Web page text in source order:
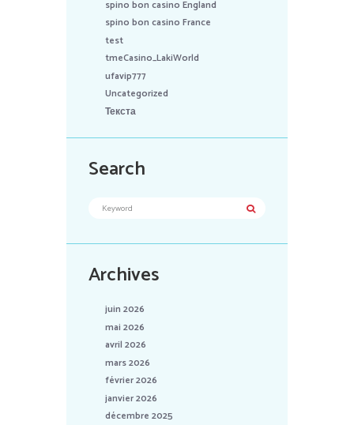
spino bon casino England
spino bon casino France
test
tmeCasino_LakiWorld
ufavip777
Uncategorized
Текста
Search
Archives
juin 2026
mai 2026
avril 2026
mars 2026
février 2026
janvier 2026
décembre 2025